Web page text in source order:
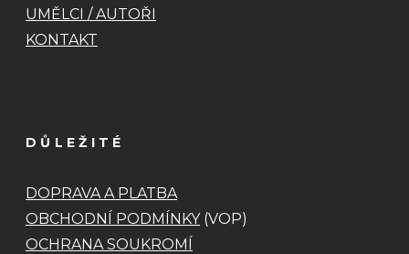
UMĚLCI / AUTOŘI
KONTAKT
DŮLEŽITÉ
DOPRAVA A PLATBA
OBCHODNÍ PODMÍNKY(VOP)
OCHRANA SOUKROMÍ